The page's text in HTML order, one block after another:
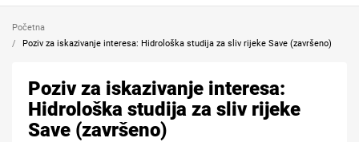
Početna
Poziv za iskazivanje interesa: Hidrološka studija za sliv rijeke Save (završeno)
Poziv za iskazivanje interesa:
Hidrološka studija za sliv rijeke
Save (završeno)